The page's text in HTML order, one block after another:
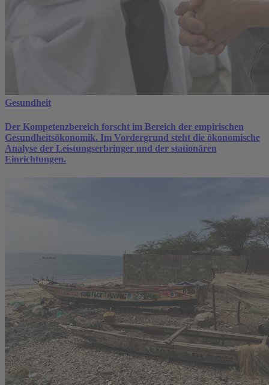
Gesundheit
Der Kompetenzbereich forscht im Bereich der empiri­schen
Gesundheitsökonomik. Im Vorder­grund steht die ökonomische
Ana­lyse der Leistungserbringer und der stationären
Einrichtungen.